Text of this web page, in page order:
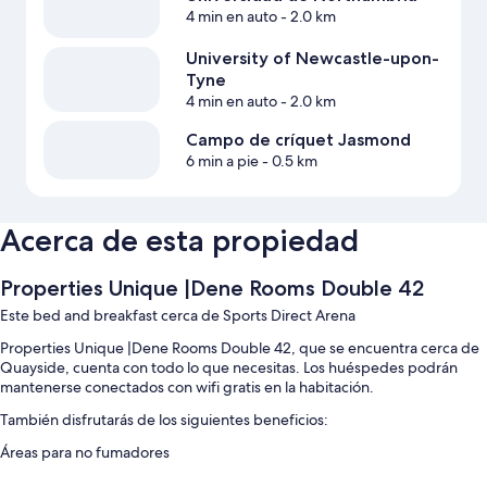
4 min en auto- 2.0 km
University of Newcastle-upon-
Tyne
4 min en auto- 2.0 km
Campo de críquet Jasmond
6 min a pie- 0.5 km
Acerca de esta propiedad
Properties Unique |Dene Rooms Double 42
Este bed and breakfast cerca de Sports Direct Arena
Properties Unique |Dene Rooms Double 42, que se encuentra cerca de
Quayside, cuenta con todo lo que necesitas. Los huéspedes podrán
mantenerse conectados con wifi gratis en la habitación.
También disfrutarás de los siguientes beneficios:
Áreas para no fumadores